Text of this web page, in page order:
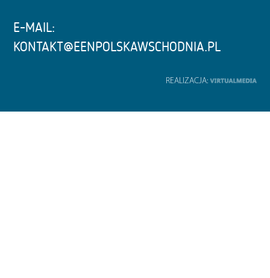
E-MAIL:
KONTAKT@EENPOLSKAWSCHODNIA.PL
REALIZACJA: